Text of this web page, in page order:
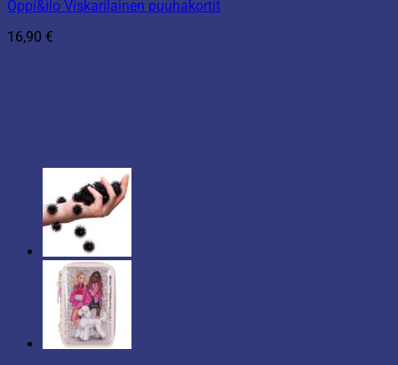
Oppi&ilo Viskarilainen puuhakortit
16,90 €